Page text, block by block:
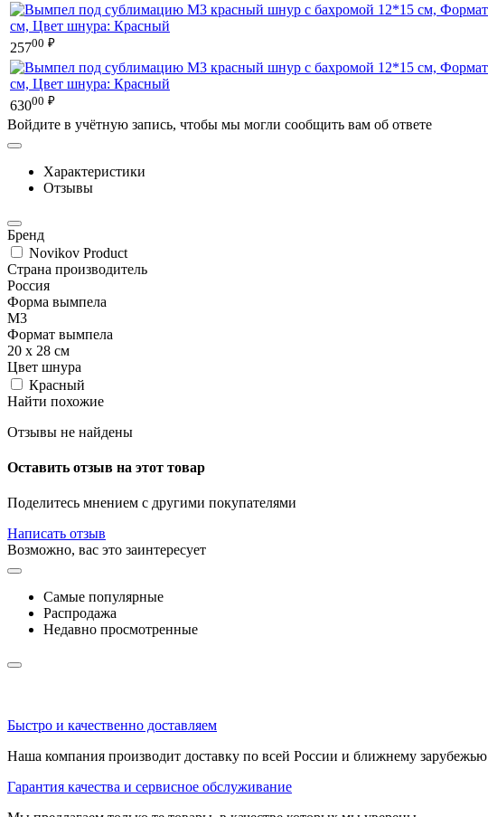
25700 ₽
63000 ₽
Войдите в учётную запись, чтобы мы могли сообщить вам об ответе
Характеристики
Отзывы
Бренд
Novikov Product
Страна производитель
Россия
Форма вымпела
М3
Формат вымпела
20 х 28 см
Цвет шнура
Красный
Найти похожие
Отзывы не найдены
Оставить отзыв на этот товар
Поделитесь мнением с другими покупателями
Написать отзыв
Возможно, вас это заинтересует
Самые популярные
Распродажа
Недавно просмотренные
Быстро и качественно доставляем
Наша компания производит доставку по всей России и ближнему зарубежью
Гарантия качества и сервисное обслуживание